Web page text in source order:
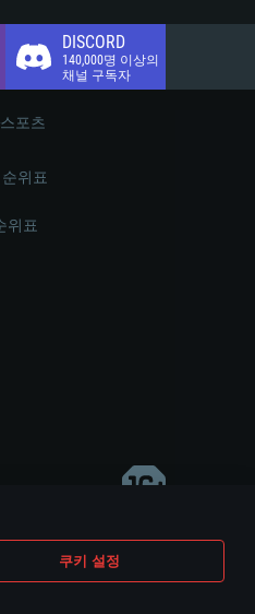
쿠키 설정
DISCORD
140,000명 이상의
채널 구독자
스포츠
위표
위표